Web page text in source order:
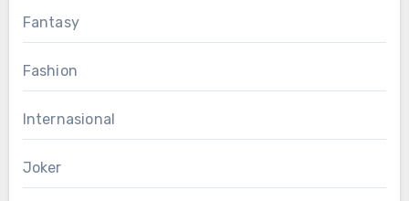
Fantasy
Fashion
Internasional
Joker